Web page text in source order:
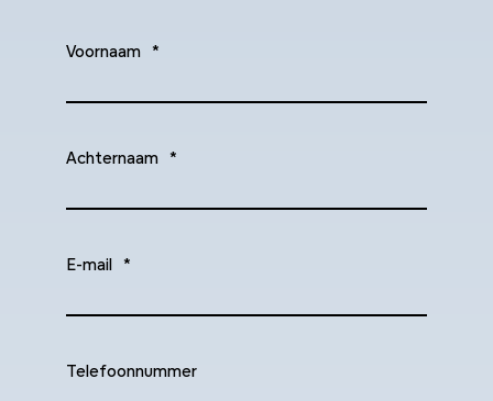
Voornaam *
Achternaam *
E-mail *
Telefoonnummer